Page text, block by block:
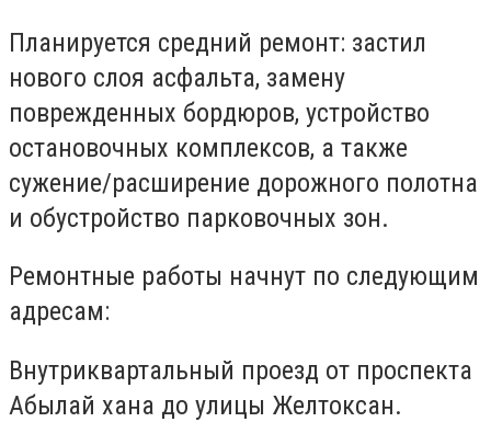
Планируется средний ремонт: застил
нового слоя асфальта, замену
поврежденных бордюров, устройство
остановочных комплексов, а также
сужение/расширение дорожного полотна
и обустройство парковочных зон.
Ремонтные работы начнут по следующим
адресам:
Внутриквартальный проезд от проспекта
Абылай хана до улицы Желтоксан.